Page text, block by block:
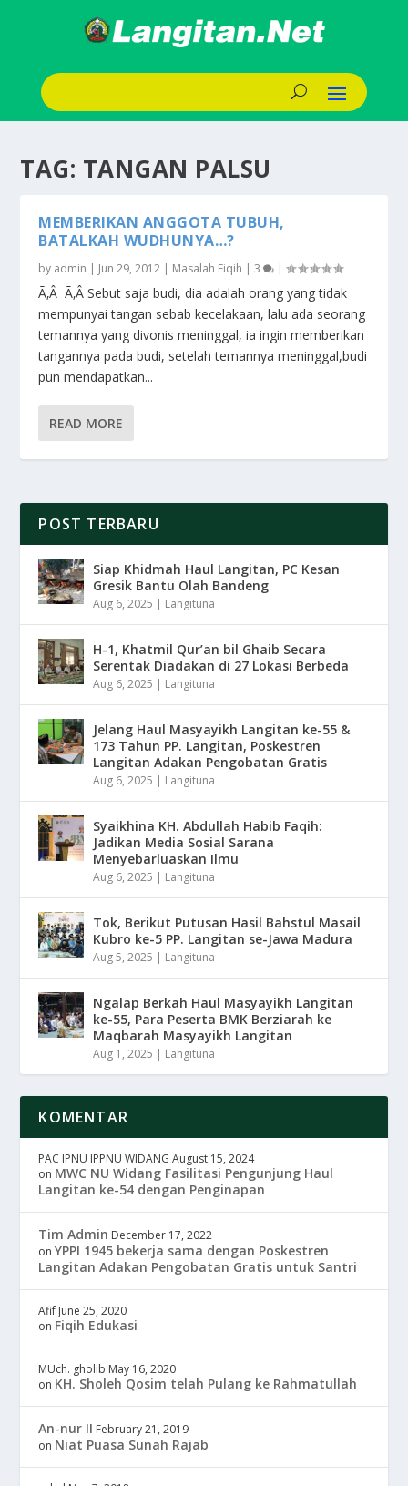
TAG: TANGAN PALSU
MEMBERIKAN ANGGOTA TUBUH,
BATALKAH WUDHUNYA…?
by admin | Jun 29, 2012 | Masalah Fiqih |3 |
Ã‚Â Ã‚Â Sebut saja budi, dia adalah orang yang tidak
mempunyai tangan sebab kecelakaan, lalu ada seorang
temannya yang divonis meninggal, ia ingin memberikan
tangannya pada budi, setelah temannya meninggal,budi
pun mendapatkan...
READ MORE
POST TERBARU
Siap Khidmah Haul Langitan, PC Kesan
Gresik Bantu Olah Bandeng
Aug 6, 2025 | Langituna
H-1, Khatmil Qur’an bil Ghaib Secara
Serentak Diadakan di 27 Lokasi Berbeda
Aug 6, 2025 | Langituna
Jelang Haul Masyayikh Langitan ke-55 &
173 Tahun PP. Langitan, Poskestren
Langitan Adakan Pengobatan Gratis
Aug 6, 2025 | Langituna
Syaikhina KH. Abdullah Habib Faqih:
Jadikan Media Sosial Sarana
Menyebarluaskan Ilmu
Aug 6, 2025 | Langituna
Tok, Berikut Putusan Hasil Bahstul Masail
Kubro ke-5 PP. Langitan se-Jawa Madura
Aug 5, 2025 | Langituna
Ngalap Berkah Haul Masyayikh Langitan
ke-55, Para Peserta BMK Berziarah ke
Maqbarah Masyayikh Langitan
Aug 1, 2025 | Langituna
KOMENTAR
PAC IPNU IPPNU WIDANG August 15, 2024
on MWC NU Widang Fasilitasi Pengunjung Haul
Langitan ke-54 dengan Penginapan
Tim Admin December 17, 2022
onYPPI 1945 bekerja sama dengan Poskestren
Langitan Adakan Pengobatan Gratis untuk Santri
Afif June 25, 2020
on Fiqih Edukasi
MUch. gholib May 16, 2020
on KH. Sholeh Qosim telah Pulang ke Rahmatullah
An-nur II February 21, 2019
on Niat Puasa Sunah Rajab